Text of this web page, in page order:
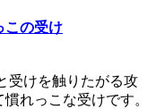
この受け
受けを触りたがる攻
れっこな受けです。